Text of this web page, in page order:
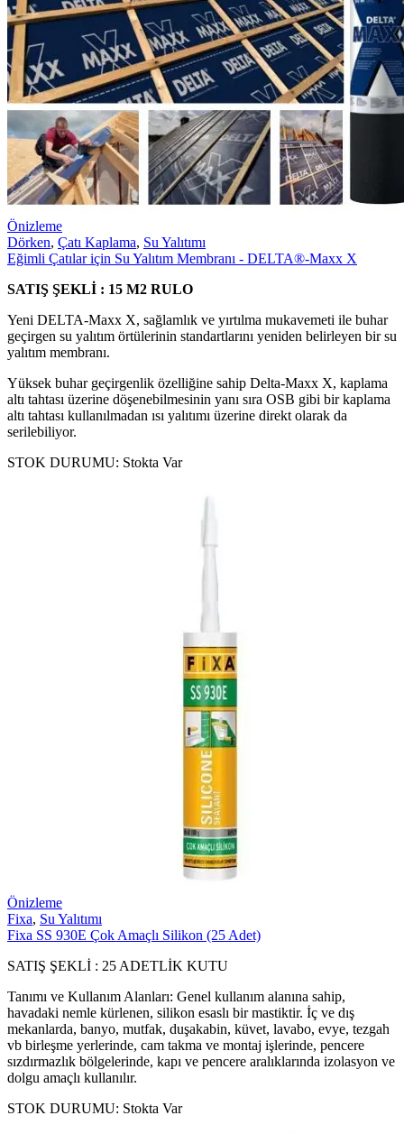
Önizleme
Dörken, Çatı Kaplama, Su Yalıtımı
Eğimli Çatılar için Su Yalıtım Membranı - DELTA®-Maxx X
SATIŞ ŞEKLİ : 15 M2 RULO
Yeni DELTA-Maxx X, sağlamlık ve yırtılma mukavemeti ile buhar
geçirgen su yalıtım örtülerinin standartlarını yeniden belirleyen bir su
yalıtım membranı.
Yüksek buhar geçirgenlik özelliğine sahip Delta-Maxx X, kaplama
altı tahtası üzerine döşenebilmesinin yanı sıra OSB gibi bir kaplama
altı tahtası kullanılmadan ısı yalıtımı üzerine direkt olarak da
serilebiliyor.
STOK DURUMU: Stokta Var
Önizleme
Fixa, Su Yalıtımı
Fixa SS 930E Çok Amaçlı Silikon (25 Adet)
SATIŞ ŞEKLİ : 25 ADETLİK KUTU
Tanımı ve Kullanım Alanları: Genel kullanım alanına sahip,
havadaki nemle kürlenen, silikon esaslı bir mastiktir. İç ve dış
mekanlarda, banyo, mutfak, duşakabin, küvet, lavabo, evye, tezgah
vb birleşme yerlerinde, cam takma ve montaj işlerinde, pencere
sızdırmazlık bölgelerinde, kapı ve pencere aralıklarında izolasyon ve
dolgu amaçlı kullanılır.
STOK DURUMU: Stokta Var